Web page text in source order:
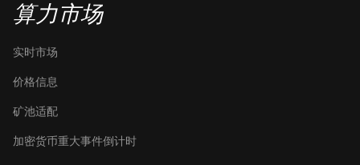
算力市场
实时市场
价格信息
矿池适配
加密货币重大事件倒计时